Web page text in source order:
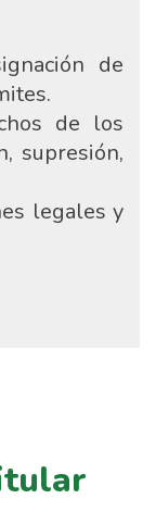
de
de los
supresión,
legales y